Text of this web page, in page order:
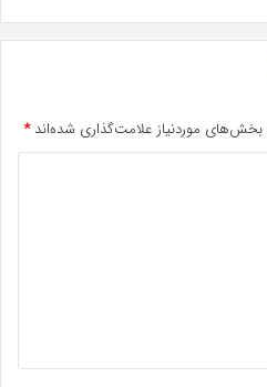
بخش‌های موردنیاز علامت‌گذاری شده‌اند*